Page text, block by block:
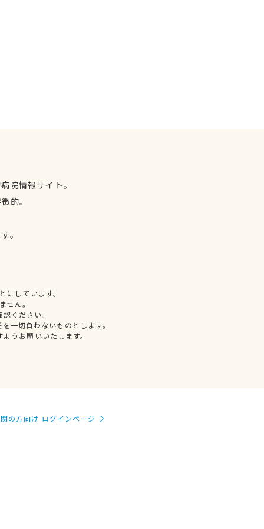
院情報サイト。
的。
。
しています。
せん。
ください。
一切負わないものとします。
うお願いいたします。
の方向け ログインページ